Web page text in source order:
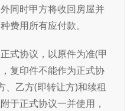
同时甲方将收回房屋并
费用所有应付款。
式协议，以原件为准(甲
复印件不能作为正式协
、乙方(即转让方)和续租
于正式协议一并使用，